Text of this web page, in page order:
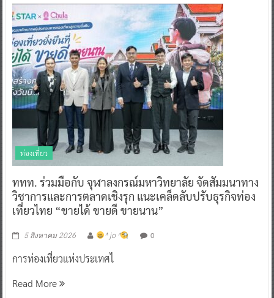
ท่องเที่ยว
ททท. ร่วมมือกับ จุฬาลงกรณ์มหาวิทยาลัย จัดสัมมนาทาง
วิชาการและการตลาดเชิงรุก แนะเคล็ดลับปรับธุรกิจท่อง
เที่ยวไทย “ขายได้ ขายดี ขายนาน”
5 สิงหาคม 2026 ^ jo ^ 0
การท่องเที่ยวแห่งประเทศไ
Read More